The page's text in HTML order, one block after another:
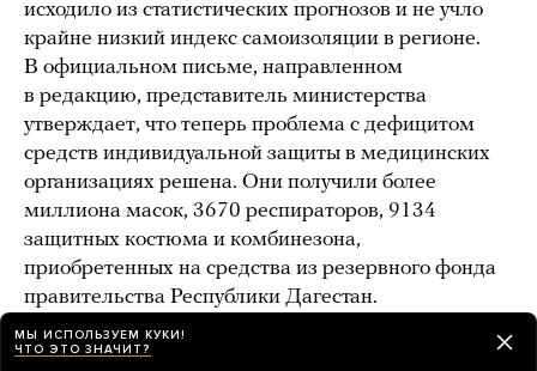
исходило из статистических прогнозов и не учло
крайне низкий индекс самоизоляции в регионе.
В официальном письме, направленном
в редакцию, представитель министерства
утверждает, что теперь проблема с дефицитом
средств индивидуальной защиты в медицинских
организациях решена. Они получили более
миллиона масок, 3670 респираторов, 9134
защитных костюма и комбинезона,
приобретенных на средства из резервного фонда
правительства Республики Дагестан.
Заболеваемость медицинских сотрудников
коронавирусной инфекцией, пневмониями
МЫ ИСПОЛЬЗУЕМ КУКИ!
ЧТО ЭТО ЗНАЧИТ?